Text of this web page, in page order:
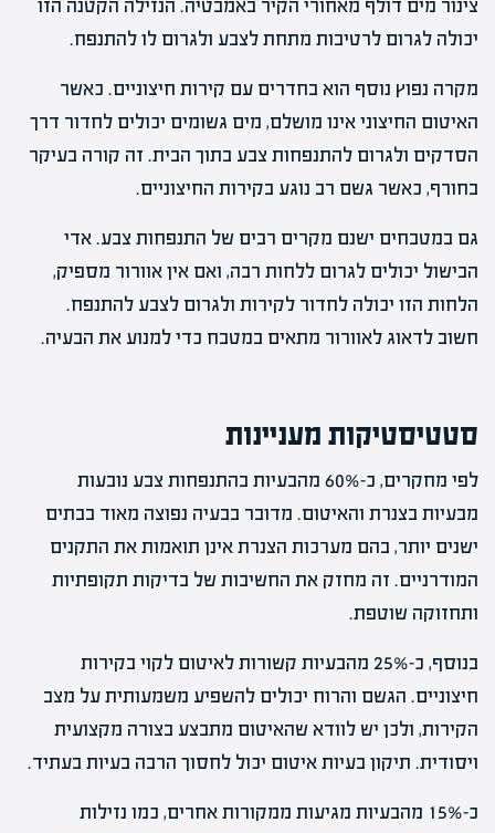
צינור מים דולף מאחורי הקיר באמבטיה. הנזילה הקטנה הזו
יכולה לגרום לרטיבות מתחת לצבע ולגרום לו להתנפח.
מקרה נפוץ נוסף הוא בחדרים עם קירות חיצוניים. כאשר
האיטום החיצוני אינו מושלם, מים גשומים יכולים לחדור דרך
הסדקים ולגרום להתנפחות צבע בתוך הבית. זה קורה בעיקר
בחורף, כאשר גשם רב נוגע בקירות החיצוניים.
גם במטבחים ישנם מקרים רבים של התנפחות צבע. אדי
הבישול יכולים לגרום ללחות רבה, ואם אין אוורור מספיק,
הלחות הזו יכולה לחדור לקירות ולגרום לצבע להתנפח.
חשוב לדאוג לאוורור מתאים במטבח כדי למנוע את הבעיה.
סטטיסטיקות מעניינות
לפי מחקרים, כ-60% מהבעיות בהתנפחות צבע נובעות
מבעיות בצנרת והאיטום. מדובר בבעיה נפוצה מאוד בבתים
ישנים יותר, בהם מערכות הצנרת אינן תואמות את התקנים
המודרניים. זה מחזק את החשיבות של בדיקות תקופתיות
ותחזוקה שוטפת.
בנוסף, כ-25% מהבעיות קשורות לאיטום לקוי בקירות
חיצוניים. הגשם והרוח יכולים להשפיע משמעותית על מצב
הקירות, ולכן יש לוודא שהאיטום מתבצע בצורה מקצועית
ויסודית. תיקון בעיות איטום יכול לחסוך הרבה בעיות בעתיד.
כ-15% מהבעיות מגיעות ממקורות אחרים, כמו נזילות